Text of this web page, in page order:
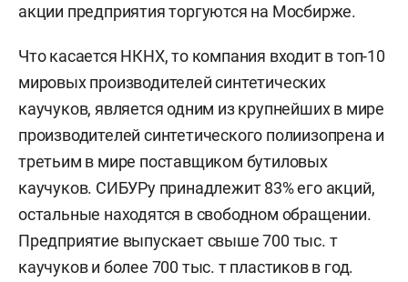
акции предприятия торгуются на Мосбирже.
Что касается НКНХ, то компания входит в топ-10
мировых производителей синтетических
каучуков, является одним из крупнейших в мире
производителей синтетического полиизопрена и
третьим в мире поставщиком бутиловых
каучуков. СИБУРу принадлежит 83% его акций,
остальные находятся в свободном обращении.
Предприятие выпускает свыше 700 тыс. т
каучуков и более 700 тыс. т пластиков в год.